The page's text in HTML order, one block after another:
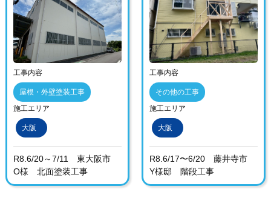
工事内容
屋根・外壁塗装工事
施工エリア
大阪
R8.6/20～7/11 東大阪市
O様 北面塗装工事
工事内容
その他の工事
施工エリア
大阪
R8.6/17〜6/20 藤井寺市
Y様邸 階段工事